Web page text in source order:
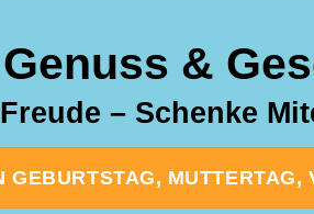
&
– Schenke
GEBURTSTAG,